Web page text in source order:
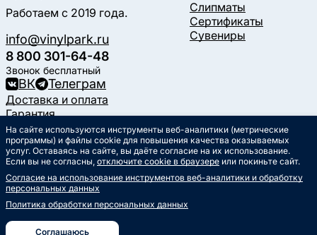
Работаем с 2019 года.
info@vinylpark.ru
8 800 301-64-48
Звонок бесплатный
ВК Телеграм
Слипматы
Сертификаты
Сувениры
Доставка и оплата
Гарантия
Контакты
Статьи
Музыкальный календарь
Публичная оферта
Политика обработки
Согласие на обработкуперсональных данных
На сайте используются инструменты веб-аналитики (метрические
программы) и файлы cookie для повышения качества оказываемых
услуг. Оставаясь на сайте, вы даёте согласие на их использование.
Если вы не согласны, отключите cookie в браузере или покиньте сайт.
Согласие на использование инструментов веб-аналитики и обработку
персональных данных
Политика обработки персональных данных
Соглашаюсь